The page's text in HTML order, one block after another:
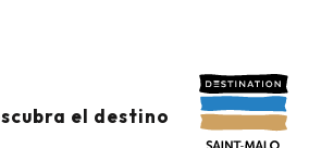
el destino